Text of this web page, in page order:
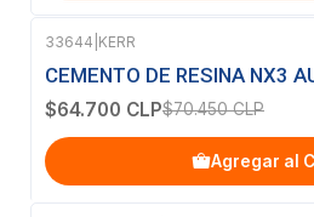
-8%OFF
33644 KERR
CEMENTO DE RESINA NX3
$64.700 CLP$70.450 CLP
Agregar al